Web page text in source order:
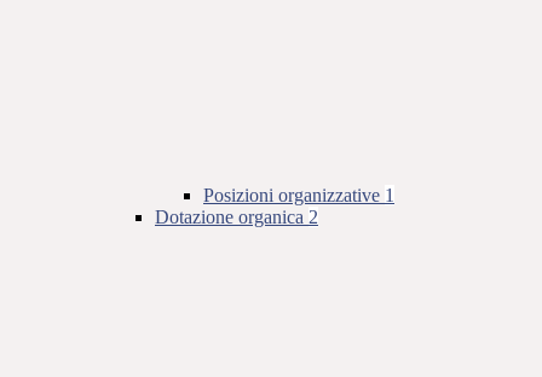
Posizioni organizzative 1
Dotazione organica 2